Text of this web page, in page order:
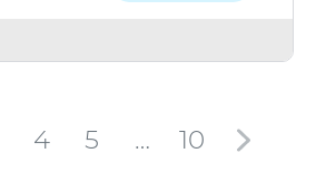
4 5 … 10